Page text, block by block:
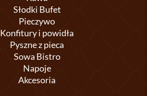
Słodki Bufet
Pieczywo
Konfitury i powidła
Pyszne z pieca
Sowa Bistro
Napoje
Akcesoria